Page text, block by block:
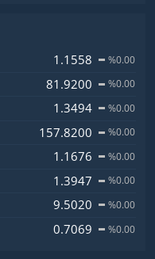
1.1558 %0.00
81.9200 %0.00
1.3494 %0.00
157.8200 %0.00
1.1676 %0.00
1.3947 %0.00
9.5020 %0.00
0.7069 %0.00